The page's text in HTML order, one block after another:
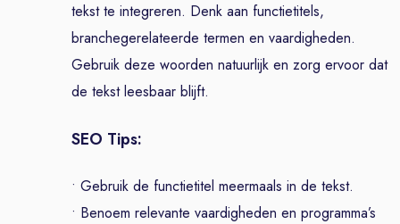
tekst te integreren. Denk aan functietitels,
branchegerelateerde termen en vaardigheden.
Gebruik deze woorden natuurlijk en zorg ervoor dat
de tekst leesbaar blijft.
SEO Tips:
• Gebruik de functietitel meermaals in de tekst.
• Benoem relevante vaardigheden en programma’s